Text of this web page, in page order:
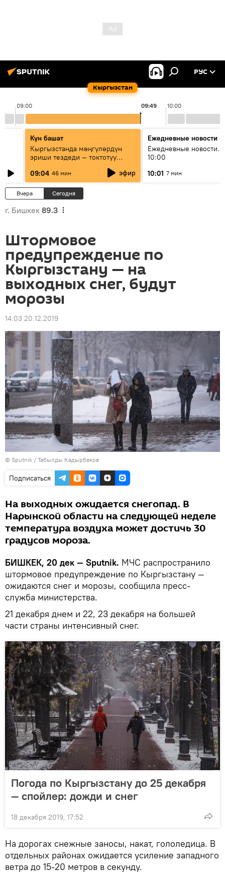
Кыргызстан
РУС
09:00 10:00
09:49
Күн башат
Кыргызстанда мөңгүлөрдүн
эриши тездеди — токтотуу
09:04 46 мин эфир
Ежедневные новости
Ежедневные новости.
10:00
10:01 7 мин
Вчера Сегодня
г. Бишкек 89.3
Штормовое
предупреждение по
Кыргызстану — на
выходных снег, будут
морозы
14:03 20.12.2019
© Sputnik / Табылды Кадырбеков
Подписаться
На выходных ожидается снегопад. В
Нарынской области на следующей неделе
температура воздуха может достичь 30
градусов мороза.
БИШКЕК, 20 дек — Sputnik. МЧС распространило
штормовое предупреждение по Кыргызстану —
ожидаются снег и морозы, сообщила пресс-
служба министерства.
21 декабря днем и 22, 23 декабря на большей
части страны интенсивный снег.
Погода по Кыргызстану до 25 декабря
— спойлер: дожди и снег
18 декабря 2019, 17:52
На дорогах снежные заносы, накат, гололедица. В
отдельных районах ожидается усиление западного
ветра до 15-20 метров в секунду.